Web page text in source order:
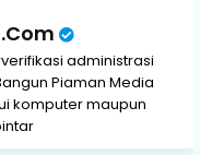
administrasi
Piaman Media
komputer maupun